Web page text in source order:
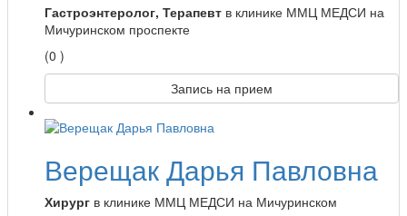
Гастроэнтеролог, Терапевт в клинике ММЦ МЕДСИ на
Мичуринском проспекте
(0 )
Запись на прием
Верещак Дарья Павловна
Хирург в клинике ММЦ МЕДСИ на Мичуринском